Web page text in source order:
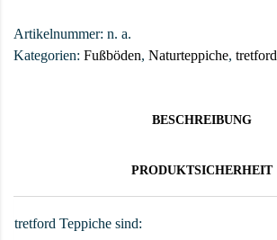
Artikelnummer: n. a.
Kategorien: Fußböden, Naturteppiche, tretford
BESCHREIBUNG
PRODUKTSICHERHEIT
tretford Teppiche sind: